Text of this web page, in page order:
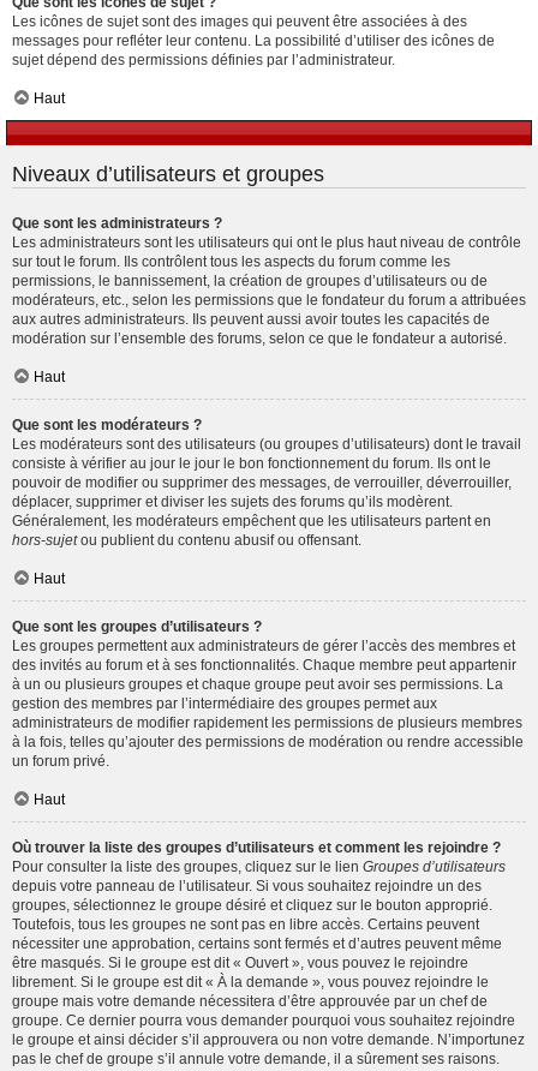
Les icônes de sujet sont des images qui peuvent être associées à des
messages pour refléter leur contenu. La possibilité d’utiliser des icônes de
sujet dépend des permissions définies par l’administrateur.
Haut
Niveaux d’utilisateurs et groupes
Que sont les administrateurs ?
Les administrateurs sont les utilisateurs qui ont le plus haut niveau de contrôle
sur tout le forum. Ils contrôlent tous les aspects du forum comme les
permissions, le bannissement, la création de groupes d’utilisateurs ou de
modérateurs, etc., selon les permissions que le fondateur du forum a attribuées
aux autres administrateurs. Ils peuvent aussi avoir toutes les capacités de
modération sur l’ensemble des forums, selon ce que le fondateur a autorisé.
Haut
Que sont les modérateurs ?
Les modérateurs sont des utilisateurs (ou groupes d’utilisateurs) dont le travail
consiste à vérifier au jour le jour le bon fonctionnement du forum. Ils ont le
pouvoir de modifier ou supprimer des messages, de verrouiller, déverrouiller,
déplacer, supprimer et diviser les sujets des forums qu’ils modèrent.
Généralement, les modérateurs empêchent que les utilisateurs partent en
hors-sujetou publient du contenu abusif ou offensant.
Haut
Que sont les groupes d’utilisateurs ?
Les groupes permettent aux administrateurs de gérer l’accès des membres et
des invités au forum et à ses fonctionnalités. Chaque membre peut appartenir
à un ou plusieurs groupes et chaque groupe peut avoir ses permissions. La
gestion des membres par l’intermédiaire des groupes permet aux
administrateurs de modifier rapidement les permissions de plusieurs membres
à la fois, telles qu’ajouter des permissions de modération ou rendre accessible
un forum privé.
Haut
Où trouver la liste des groupes d’utilisateurs et comment les rejoindre ?
Pour consulter la liste des groupes, cliquez sur le lien Groupes d’utilisateurs
depuis votre panneau de l’utilisateur. Si vous souhaitez rejoindre un des
groupes, sélectionnez le groupe désiré et cliquez sur le bouton approprié.
Toutefois, tous les groupes ne sont pas en libre accès. Certains peuvent
nécessiter une approbation, certains sont fermés et d’autres peuvent même
être masqués. Si le groupe est dit « Ouvert », vous pouvez le rejoindre
librement. Si le groupe est dit « À la demande », vous pouvez rejoindre le
groupe mais votre demande nécessitera d’être approuvée par un chef de
groupe. Ce dernier pourra vous demander pourquoi vous souhaitez rejoindre
le groupe et ainsi décider s’il approuvera ou non votre demande. N’importunez
pas le chef de groupe s’il annule votre demande, il a sûrement ses raisons.